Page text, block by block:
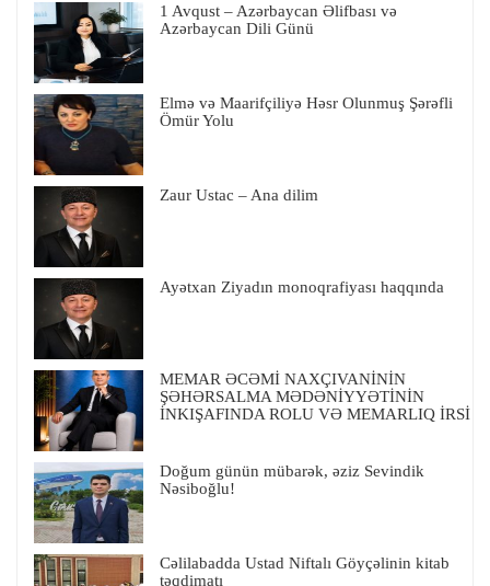
1 Avqust – Azərbaycan Əlifbası və
Azərbaycan Dili Günü
Elmə və Maarifçiliyə Həsr Olunmuş Şərəfli
Ömür Yolu
Zaur Ustac – Ana dilim
Ayətxan Ziyadın monoqrafiyası haqqında
MEMAR ƏCƏMİ NAXÇIVANİNİN
ŞƏHƏRSALMA MƏDƏNİYYƏTİNİN
İNKIŞAFINDA ROLU VƏ MEMARLIQ İRSİ
Doğum günün mübarək, əziz Sevindik
Nəsiboğlu!
Cəlilabadda Ustad Niftalı Göyçəlinin kitab
təqdimatı